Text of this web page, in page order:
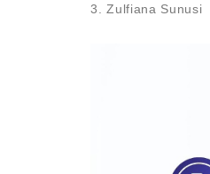
3. Zulfiana Sunusi